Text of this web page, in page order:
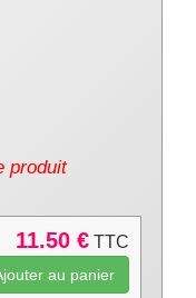
produit
11.50 € TTC